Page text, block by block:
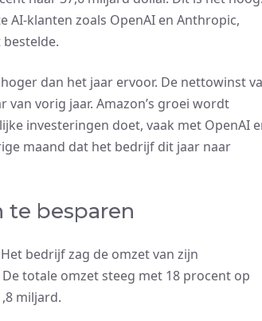
klanten zoals OpenAI en Anthropic,
dan het jaar ervoor. De nettowinst
vorig jaar. Amazon’s groei wordt
investeringen doet, vaak met OpenAI
maand dat het bedrijf dit jaar naar
te besparen
bedrijf zag de omzet van zijn
totale omzet steeg met 18 procent op
miljard.